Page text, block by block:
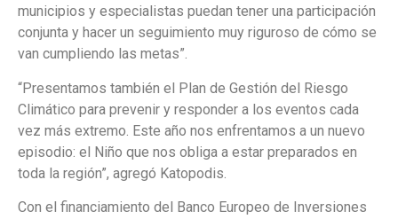
municipios y especialistas puedan tener una participación
conjunta y hacer un seguimiento muy riguroso de cómo se
van cumpliendo las metas”.
“Presentamos también el Plan de Gestión del Riesgo
Climático para prevenir y responder a los eventos cada
vez más extremo. Este año nos enfrentamos a un nuevo
episodio: el Niño que nos obliga a estar preparados en
toda la región”, agregó Katopodis.
Con el financiamiento del Banco Europeo de Inversiones